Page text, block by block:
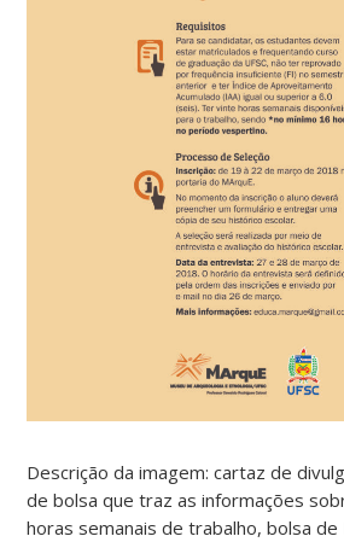
Descrição da imagem: cartaz de
de bolsa que traz as informações
horas semanais de trabalho, bolsa de